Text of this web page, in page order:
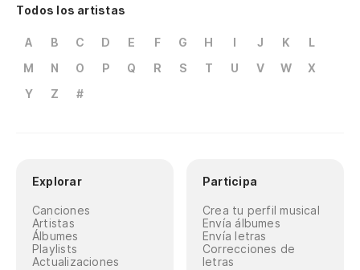
Todos los artistas
A B C D E F G H I J K
L
M
N O P Q R S T U V W
X
Y
Z #
Explorar
Canciones
Artistas
Álbumes
Playlists
Actualizaciones
Participa
Crea tu perfil musical
Envía álbumes
Envía letras
Correcciones de
letras